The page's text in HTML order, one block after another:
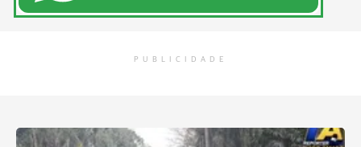
PUBLICIDADE